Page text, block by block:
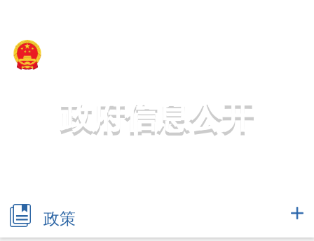
政府信息公开
政策